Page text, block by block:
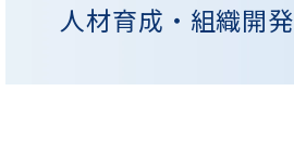
人材育成・組織開発